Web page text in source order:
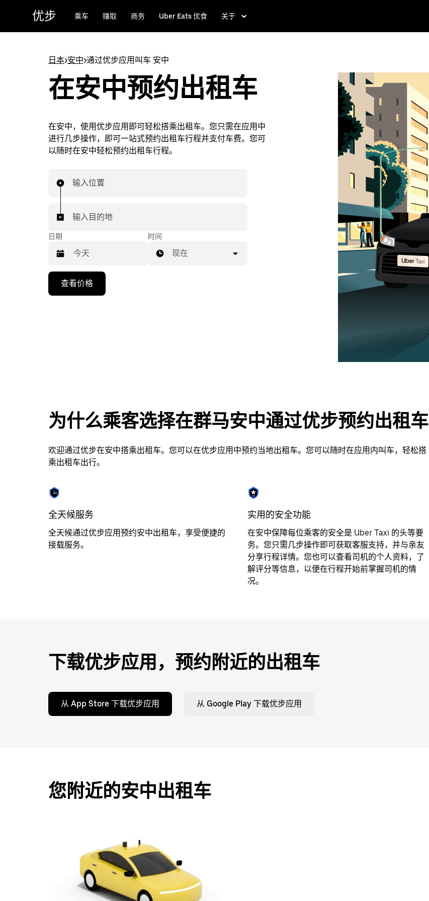
优步 乘车 赚取 商务 Uber Eats 优食 关于
日本>安中>通过优步应用叫车 安中
在安中预约出租车
在安中，使用优步应用即可轻松搭乘出租车。您只需在应用中
进行几步操作，即可一站式预约出租车行程并支付车费。您可
以随时在安中轻松预约出租车行程。
输入位置
输入目的地
日期
向
并
选
日
期。
退
出
键
可
关
闭
时间
现在
查看价格
为什么乘客选择在群马安中通过优步预约出租车
欢迎通过优步在安中搭乘出租车。您可以在优步应用中预约当地出租车。您可以随时在应用内叫车，轻松搭
乘出租车出行。
全天候服务
全天候通过优步应用预约安中出租车，享受便捷的
接载服务。
实用的安全功能
在安中保障每位乘客的安全是 Uber Taxi 的头等要
务。您只需几步操作即可获取客服支持，并与亲友
分享行程详情。您也可以查看司机的个人资料，了
解评分等信息，以便在行程开始前掌握司机的情
况。
下载优步应用，预约附近的出租车
从 App Store 下载优步应用 从 Google Play 下载优步应用
您附近的安中出租车